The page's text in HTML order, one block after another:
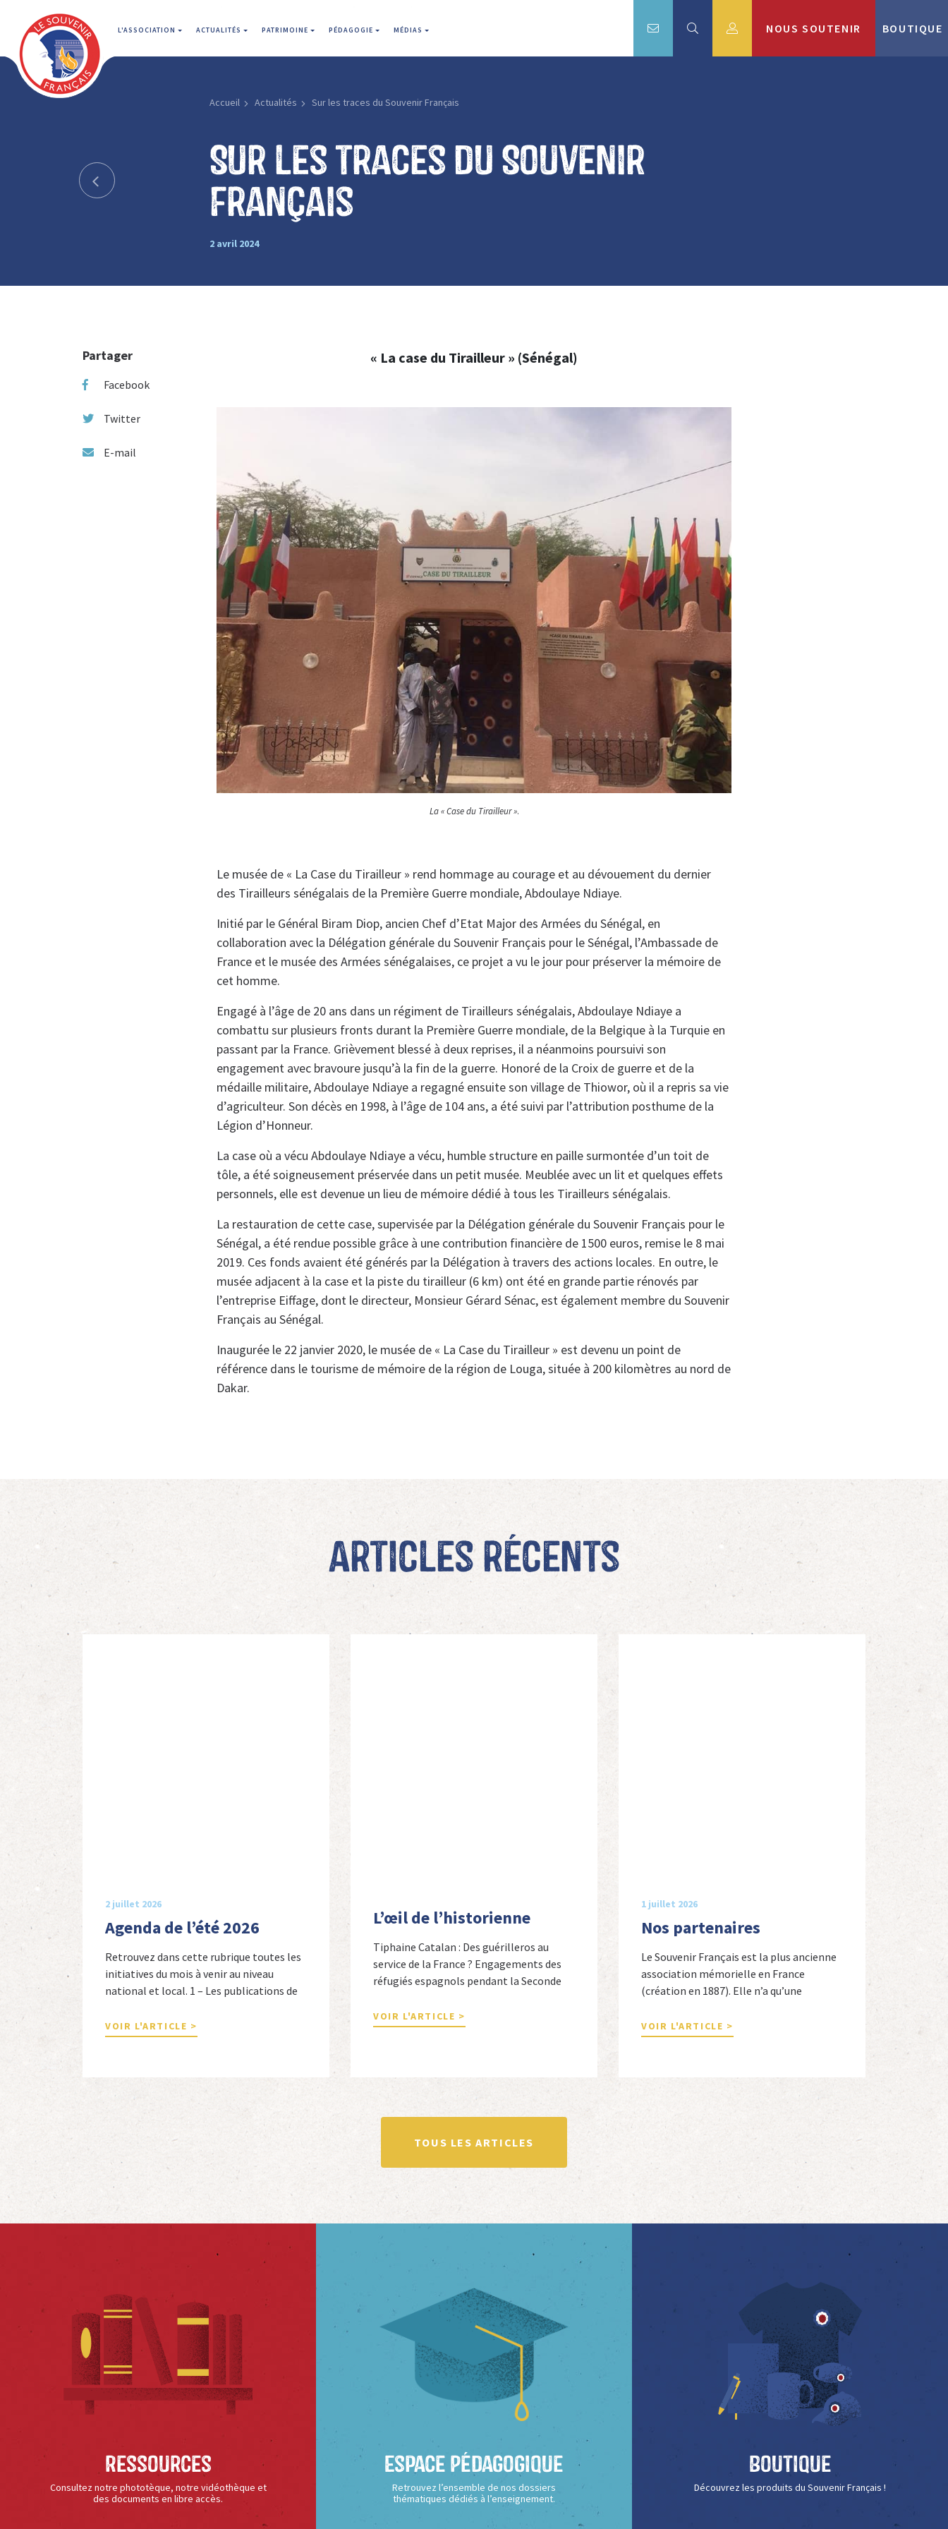
L'ASSOCIATION ACTUALITÉS PATRIMOINE PÉDAGOGIE MÉDIAS NOUS SOUTENIR BOUTIQUE
Accueil Actualités Sur les traces du Souvenir Français
Sur les traces du Souvenir
Français
2 avril 2024
Partager
Facebook
Twitter
E-mail
« La case du Tirailleur » (Sénégal)
La « Case du Tirailleur ».
Le musée de « La Case du Tirailleur » rend hommage au courage et au dévouement du dernier
des Tirailleurs sénégalais de la Première Guerre mondiale, Abdoulaye Ndiaye.
Initié par le Général Biram Diop, ancien Chef d’Etat Major des Armées du Sénégal, en
collaboration avec la Délégation générale du Souvenir Français pour le Sénégal, l’Ambassade de
France et le musée des Armées sénégalaises, ce projet a vu le jour pour préserver la mémoire de
cet homme.
Engagé à l’âge de 20 ans dans un régiment de Tirailleurs sénégalais, Abdoulaye Ndiaye a
combattu sur plusieurs fronts durant la Première Guerre mondiale, de la Belgique à la Turquie en
passant par la France. Grièvement blessé à deux reprises, il a néanmoins poursuivi son
engagement avec bravoure jusqu’à la fin de la guerre. Honoré de la Croix de guerre et de la
médaille militaire, Abdoulaye Ndiaye a regagné ensuite son village de Thiowor, où il a repris sa vie
d’agriculteur. Son décès en 1998, à l’âge de 104 ans, a été suivi par l’attribution posthume de la
Légion d’Honneur.
La case où a vécu Abdoulaye Ndiaye a vécu, humble structure en paille surmontée d’un toit de
tôle, a été soigneusement préservée dans un petit musée. Meublée avec un lit et quelques effets
personnels, elle est devenue un lieu de mémoire dédié à tous les Tirailleurs sénégalais.
La restauration de cette case, supervisée par la Délégation générale du Souvenir Français pour le
Sénégal, a été rendue possible grâce à une contribution financière de 1500 euros, remise le 8 mai
2019. Ces fonds avaient été générés par la Délégation à travers des actions locales. En outre, le
musée adjacent à la case et la piste du tirailleur (6 km) ont été en grande partie rénovés par
l’entreprise Eiffage, dont le directeur, Monsieur Gérard Sénac, est également membre du Souvenir
Français au Sénégal.
Inaugurée le 22 janvier 2020, le musée de « La Case du Tirailleur » est devenu un point de
référence dans le tourisme de mémoire de la région de Louga, située à 200 kilomètres au nord de
Dakar.
Articles récents
2 juillet 2026
Agenda de l’été 2026
Retrouvez dans cette rubrique toutes les
initiatives du mois à venir au niveau
national et local. 1 – Les publications de
Combattants de l’Empire : 1939-1945,
Michel Cordeboeuf, Christophe Touron et
2026. Ils venaient d’Afrique du Nord,
d’Afrique subsaharienne et des autres […]
VOIR L'ARTICLE >
L’œil de l’historienne
Tiphaine Catalan : Des guérilleros au
service de la France ? Engagements des
réfugiés espagnols pendant la Seconde
professeure agrégée d’espagnol dans le
secondaire et docteure en études
en Limousin et a particulièrement étudié
leur accueil après la guerre d’Espagne et
leur […]
VOIR L'ARTICLE >
1 juillet 2026
Nos partenaires
Le Souvenir Français est la plus ancienne
association mémorielle en France
(création en 1887). Elle n’a qu’une
en sauvegardant la mémoire nationale de
la France. Afin d’atteindre cet objectif, Le
amicaux avec de nombreuses associations
qui œuvrent en totalité ou partiellement
VOIR L'ARTICLE >
TOUS LES ARTICLES
Ressources
Consultez notre phototèque, notre vidéothèque et
des documents en libre accès.
Espace Pédagogique
Retrouvez l’ensemble de nos dossiers
thématiques dédiés à l’enseignement.
Boutique
Découvrez les produits du Souvenir Français !